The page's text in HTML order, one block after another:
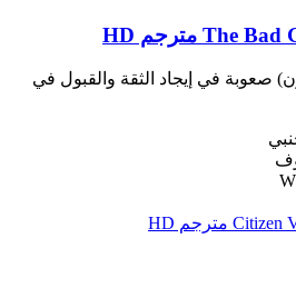
صعوبة في إيجاد الثقة والقبول في